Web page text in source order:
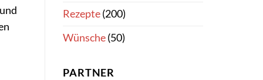
Rezepte(200)
Wünsche(50)
PARTNER